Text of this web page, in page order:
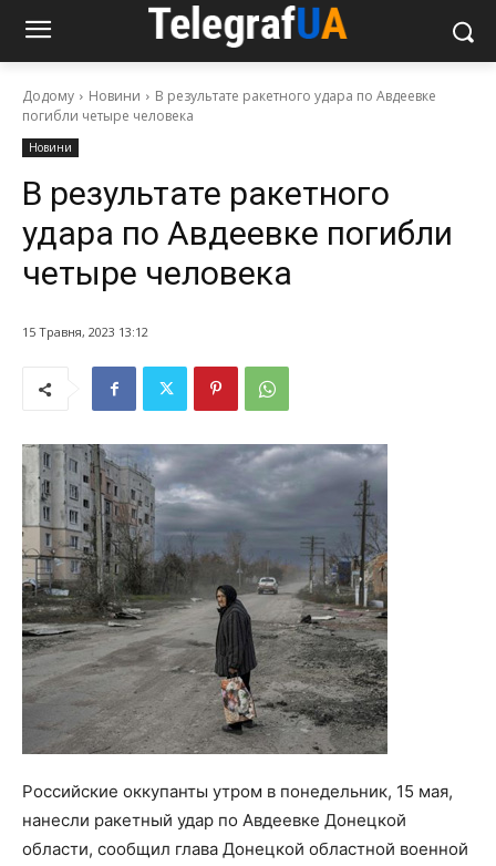
Додому Новини
В результате ракетного удара по Авдеевке
погибли четыре человека
Новини
В результате ракетного
удара по Авдеевке погибли
четыре человека
15 Травня, 2023 13:12
Российские оккупанты утром в понедельник, 15 мая,
нанесли ракетный удар по Авдеевке Донецкой
области, сообщил глава Донецкой областной военной